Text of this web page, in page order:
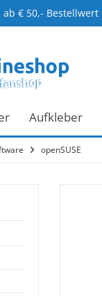
ab € 50,- Bestellwert
Aufkleber
openSUSE